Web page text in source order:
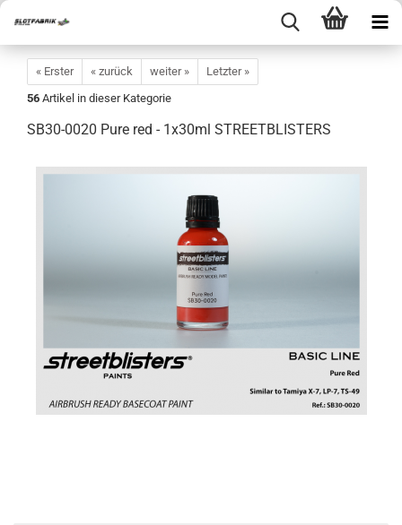
« Erster « zurück weiter »
Letzter »
56 Artikel in dieser Kategorie
SB30-0020 Pure red - 1x30ml STREETBLISTERS